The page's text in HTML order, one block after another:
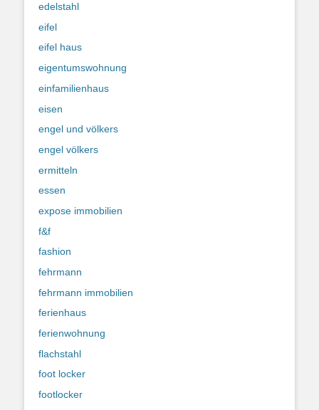
edelstahl
eifel
eifel haus
eigentumswohnung
einfamilienhaus
eisen
engel und völkers
engel völkers
ermitteln
essen
expose immobilien
f&f
fashion
fehrmann
fehrmann immobilien
ferienhaus
ferienwohnung
flachstahl
foot locker
footlocker